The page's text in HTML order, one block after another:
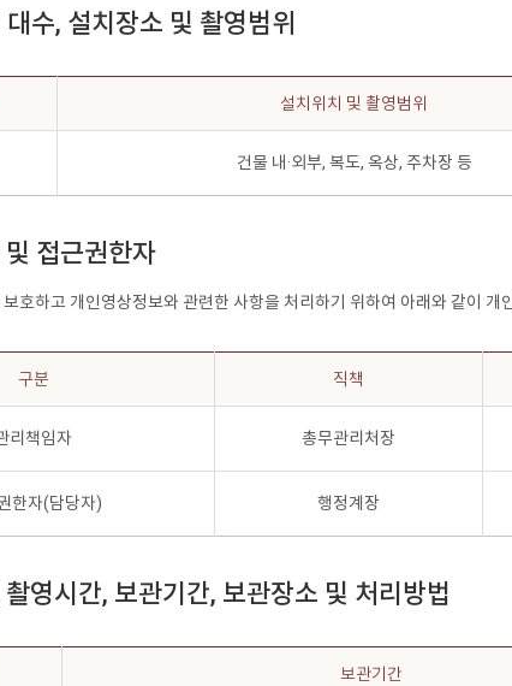
수, 설치장소 및 촬영범위
설치위치 및 촬영범위
건물 내·외부, 복도, 옥상, 주차장 등
접근권한자
호하고 개인영상정보와 관련한 사항을 처리하기 위하여 아래와 같이
구분 직책
리책임자 총무관리처장
한자(담당자) 행정계장
영시간, 보관기간, 보관장소 및 처리방법
보관기간